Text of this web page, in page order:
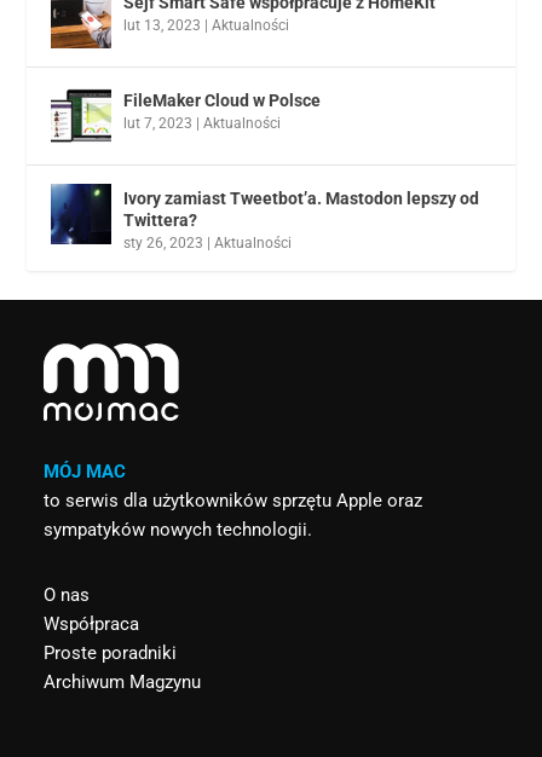
lut 13, 2023 |Aktualności
FileMaker Cloud w Polsce
lut 7, 2023 |Aktualności
Ivory zamiast Tweetbot’a. Mastodon lepszy od
Twittera?
sty 26, 2023 |Aktualności
MÓJ MAC
to serwis dla użytkowników sprzętu Apple oraz
sympatyków nowych technologii.
O nas
Współpraca
Proste poradniki
Archiwum Magzynu